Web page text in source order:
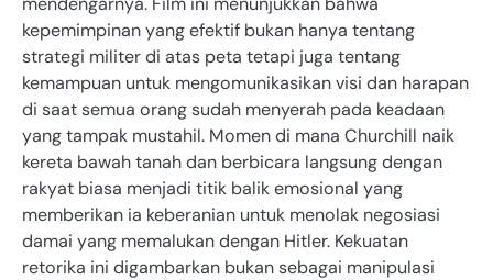
kepemimpinan yang efektif bukan hanya tentang
strategi militer di atas peta tetapi juga tentang
kemampuan untuk mengomunikasikan visi dan harapan
di saat semua orang sudah menyerah pada keadaan
yang tampak mustahil. Momen di mana Churchill naik
kereta bawah tanah dan berbicara langsung dengan
rakyat biasa menjadi titik balik emosional yang
memberikan ia keberanian untuk menolak negosiasi
damai yang memalukan dengan Hitler. Kekuatan
retorika ini digambarkan bukan sebagai manipulasi